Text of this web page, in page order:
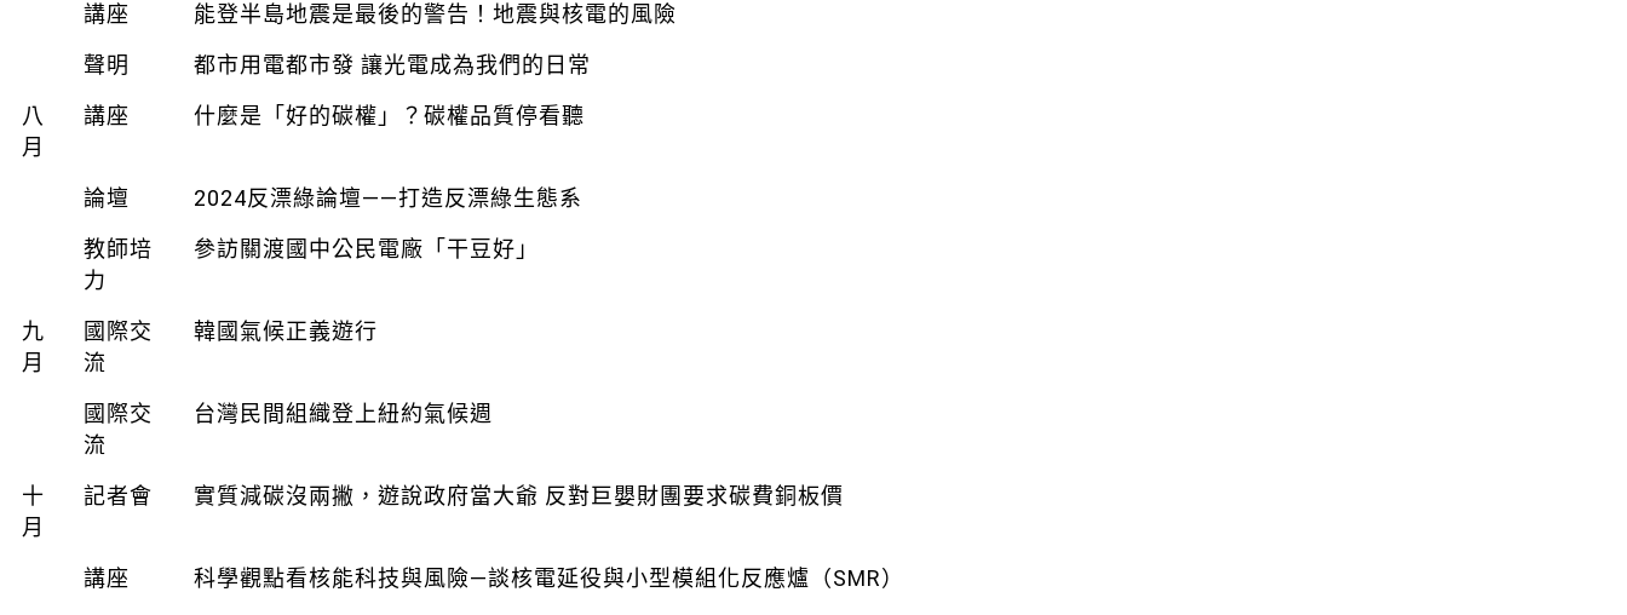
講座
能登半島地震是最後的警告！地震與核電的風險
聲明
都市用電都市發 讓光電成為我們的日常
八
月
講座 什麼是「好的碳權」？碳權品質停看聽
論壇
2024反漂綠論壇——打造反漂綠生態系
教師培
力
參訪關渡國中公民電廠「干豆好」
九
月
國際交
流
韓國氣候正義遊行
國際交
流
台灣民間組織登上紐約氣候週
十
月
記者會 實質減碳沒兩撇，遊說政府當大爺 反對巨嬰財團要求碳費銅板價
講座
科學觀點看核能科技與風險—談核電延役與小型模組化反應爐（SMR）